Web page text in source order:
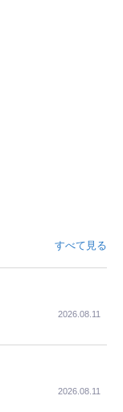
すべて見る
2026.08.11
2026.08.11